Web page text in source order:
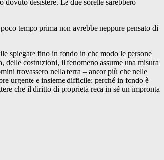
desistere. Le due sorelle sarebbero
tempo prima non avrebbe neppure pensato di
spiegare fino in fondo in che modo le persone
delle costruzioni, il fenomeno assume una misura
trovassero nella terra – ancor più che nelle
urgente e insieme difficile: perché in fondo è
che il diritto di proprietà reca in sé un’impronta